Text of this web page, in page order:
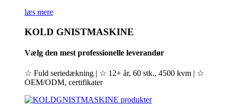
læs mere
KOLD GNISTMASKINE
Vælg den mest professionelle leverandør
☆ Fuld seriedækning | ☆ 12+ år, 60 stk., 4500 kvm | ☆
OEM/ODM, certifikater